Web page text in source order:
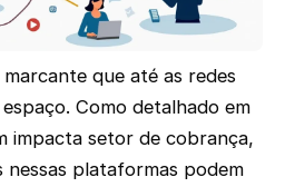
que até as redes
Como detalhado em
impacta setor de cobrança,
nessas plataformas podem